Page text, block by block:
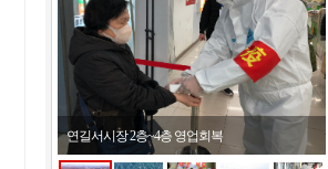
장춘-백두산 고속철도 24일 개통